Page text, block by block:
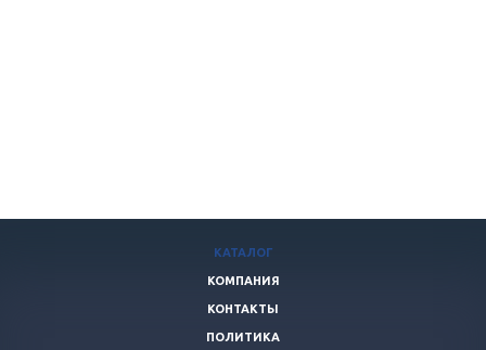
КАТАЛОГ
КОМПАНИЯ
КОНТАКТЫ
ПОЛИТИКА